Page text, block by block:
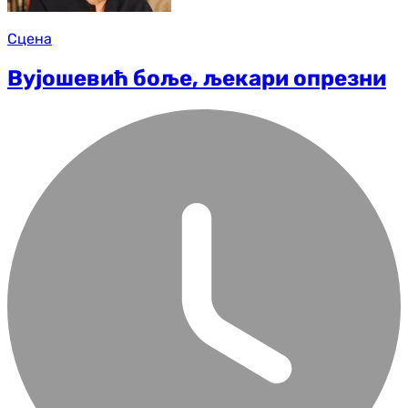
Сцена
Вујошевић боље, љекари опрезни